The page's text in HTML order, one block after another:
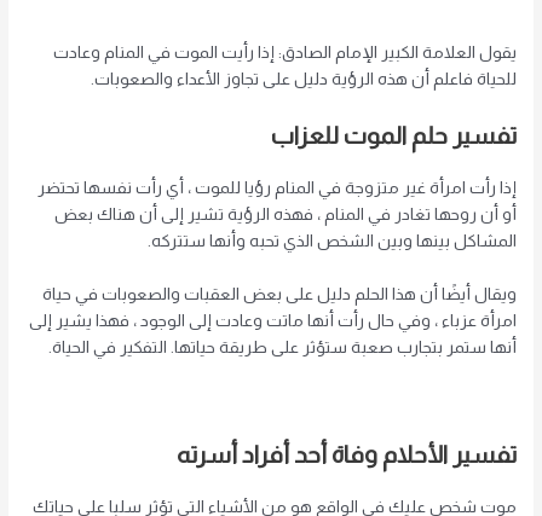
يقول العلامة الكبير الإمام الصادق: إذا رأيت الموت في المنام وعادت
للحياة فاعلم أن هذه الرؤية دليل على تجاوز الأعداء والصعوبات.
تفسير حلم الموتللعزاب
إذا رأت امرأة غير متزوجة في المنام رؤيا للموت ، أي رأت نفسها تحتضر
أو ​​أن روحها تغادر في المنام ، فهذه الرؤية تشير إلى أن هناك بعض
المشاكل بينها وبين الشخص الذي تحبه وأنها ستتركه.
ويقال أيضًا أن هذا الحلم دليل على بعض العقبات والصعوبات في حياة
امرأة عزباء ، وفي حال رأت أنها ماتت وعادت إلى الوجود ، فهذا يشير إلى
أنها ستمر بتجارب صعبة ستؤثر على طريقة حياتها. التفكير في الحياة.
تفسير الأحلاموفاة أحد أفراد أسرته
موت شخص عليك في الواقع هو من الأشياء التي تؤثر سلبا على حياتك